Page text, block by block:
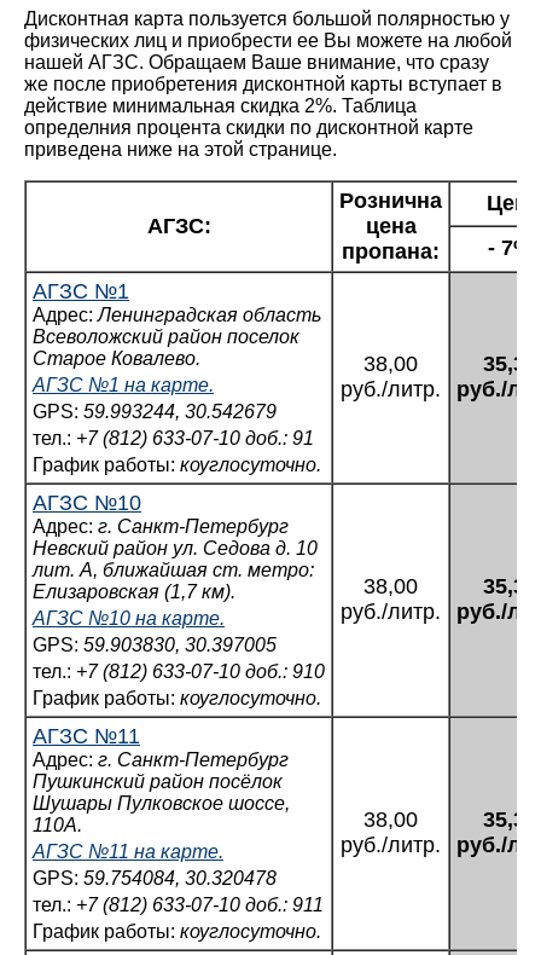
Дисконтная карта пользуется большой полярностью у
физических лиц и приобрести ее Вы можете на любой
нашей АГЗС. Обращаем Ваше внимание, что сразу
же после приобретения дисконтной карты вступает в
действие минимальная скидка 2%. Таблица
определния процента скидки по дисконтной карте
приведена ниже на этой странице.
АГЗС:
Рознична
цена
пропана:
- 7%
АГЗС №1
Адрес:Ленинградская область
Всеволожский район поселок
Старое Ковалево.
АГЗС №1 на карте.
GPS: 59.993244, 30.542679
тел.: +7 (812) 633-07-10 доб.: 91
График работы: коуглосуточно.
38,00
руб./литр.
35,34
руб./
АГЗС №10
Адрес: г. Санкт-Петербург
Невский район ул. Седова д. 10
лит. А, ближайшая ст. метро:
Елизаровская (1,7 км).
АГЗС №10 на карте.
GPS: 59.903830, 30.397005
тел.: +7 (812) 633-07-10 доб.: 910
График работы: коуглосуточно.
38,00
руб./литр.
35,34
руб./
АГЗС №11
Адрес: г. Санкт-Петербург
Пушкинский район посёлок
Шушары Пулковское шоссе,
110А.
АГЗС №11 на карте.
GPS: 59.754084, 30.320478
тел.: +7 (812) 633-07-10 доб.: 911
График работы: коуглосуточно.
38,00
руб./литр.
35,34
руб./